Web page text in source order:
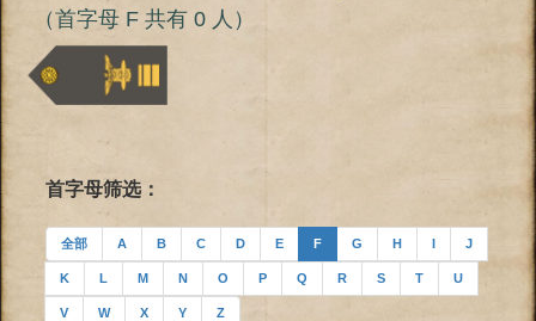
（首字母 F 共有 0 人）
首字母筛选：
全部 A B C D E F G H I J
K L M N O P Q R S T U
V W X Y Z